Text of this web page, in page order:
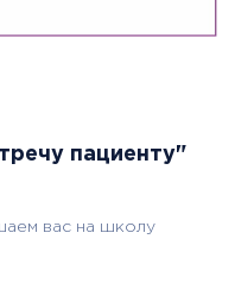
пациенту"
вас на школу